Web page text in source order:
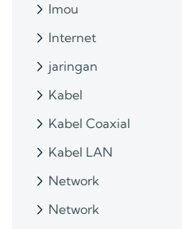
Imou
Internet
jaringan
Kabel
Kabel Coaxial
Kabel LAN
Network
Network